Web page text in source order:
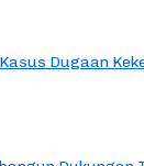
Dugaan